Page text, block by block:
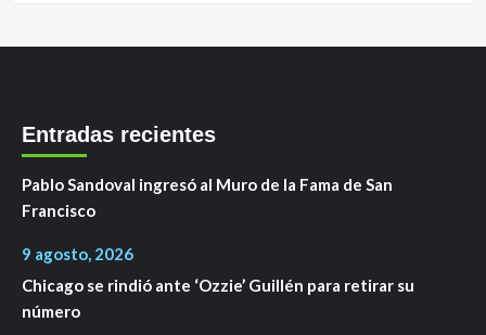
Entradas recientes
Pablo Sandoval ingresó al Muro de la Fama de San
Francisco
9 agosto, 2026
Chicago se rindió ante ‘Ozzie’ Guillén para retirar su
número